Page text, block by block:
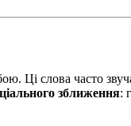
Ці слова часто
зближення: